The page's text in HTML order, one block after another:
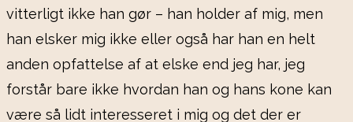
vitterligt ikke han gør – han holder af mig, men
han elsker mig ikke eller også har han en helt
anden opfattelse af at elske end jeg har, jeg
forstår bare ikke hvordan han og hans kone kan
være så lidt interesseret i mig og det der er